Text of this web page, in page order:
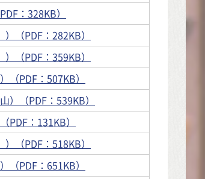
：328KB）
（PDF：282KB）
（PDF：359KB）
（PDF：507KB）
）（PDF：539KB）
PDF：131KB）
（PDF：518KB）
（PDF：651KB）